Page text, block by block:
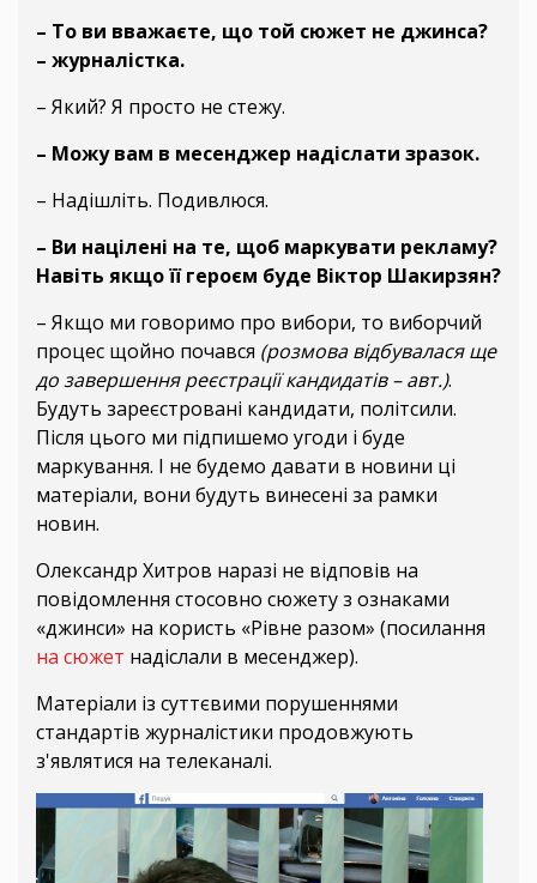
– То ви вважаєте, що той сюжет не джинса?
– журналістка.
– Який? Я просто не стежу.
– Можу вам в месенджер надіслати зразок.
– Надішліть. Подивлюся.
– Ви націлені на те, щоб маркувати рекламу?
Навіть якщо її героєм буде Віктор Шакирзян?
– Якщо ми говоримо про вибори, то виборчий
процес щойно почався (розмова відбувалася ще
до завершення реєстрації кандидатів – авт.).
Будуть зареєстровані кандидати, політсили.
Після цього ми підпишемо угоди і буде
маркування. І не будемо давати в новини ці
матеріали, вони будуть винесені за рамки
новин.
Олександр Хитров наразі не відповів на
повідомлення стосовно сюжету з ознаками
«джинси» на користь «Рівне разом» (посилання
на сюжет надіслали в месенджер).
Матеріали із суттєвими порушеннями
стандартів журналістики продовжують
з'являтися на телеканалі.